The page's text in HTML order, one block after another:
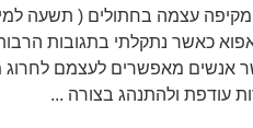
עצמה בחתולים ( תשעה
כאשר נתקלתי בתגובות
אנשים מאפשרים לעצמם
עודפת ולהתנהג בצורה ...